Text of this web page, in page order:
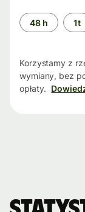
Przedział
czasu
48 h 1t
Korzystamy z
wymiany, bez
opłaty.